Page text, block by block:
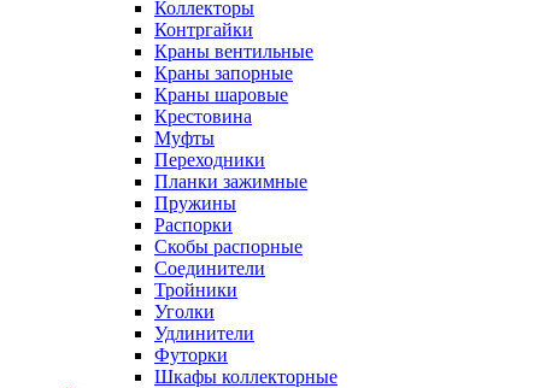
Коллекторы
Контргайки
Краны вентильные
Краны запорные
Краны шаровые
Крестовина
Муфты
Переходники
Планки зажимные
Пружины
Распорки
Скобы распорные
Соединители
Тройники
Уголки
Удлинители
Футорки
Шкафы коллекторные